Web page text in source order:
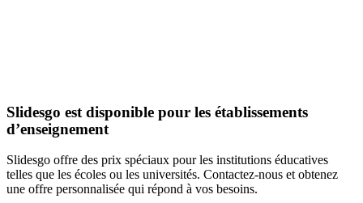
Slidesgo est disponible pour les établissements
d’enseignement
Slidesgo offre des prix spéciaux pour les institutions éducatives
telles que les écoles ou les universités. Contactez-nous et obtenez
une offre personnalisée qui répond à vos besoins.